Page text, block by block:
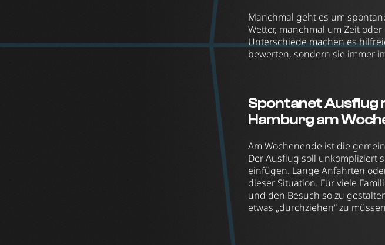
Manchmal geht es um
Wetter, manchmal um Zeit
Unterschiede machen es
bewerten, sondern sie immer
Spontanet Ausflug
Hamburg am
Am Wochenende ist die
Der Ausflug soll unkompliziert
einfügen. Lange Anfahrten
dieser Situation. Für viele
und den Besuch so zu
etwas „durchziehen“ zu